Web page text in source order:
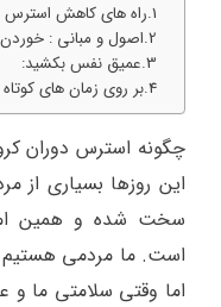
راه های کاهش استرس
اصول و مبانی :
عمیق نفس بکشید:
بر روی زمان های
چگونه استرس دوران
این روزها بسیاری از
سخت شده و همین
است. ما مردمی هستیم
اما وقتی سلامتی ما و